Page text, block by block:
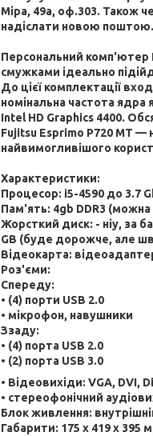
Міра, 49а, оф.303. Також
надіслати новою поштою.
Персональний комп'ютер
смужками ідеально
До цієї комплектації
номінальна частота ядра
Intel HD Graphics 4400.
Fujitsu Esprimo P720 MT —
найвимогливішого
Характеристики:
Процесор: i5-4590 до 3.7
Пам'ять: 4gb DDR3
Жорсткий диск: - ніу, за
GB (буде дорожче, але
Відеокарта:
Роз'єми:
Спереду:
• (4) порти USB 2.0
• мікрофон, навушники
Ззаду:
• (4) порта USB 2.0
• (2) порта USB 3.0
• Відеовихіди: VGA, DVI,
• стереофонічний
Блок живлення:
Габарити: 175 x 419 x 395